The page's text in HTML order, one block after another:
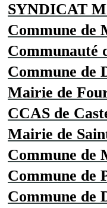
SYNDICAT
Commune de
Communauté
Commune de
Mairie de
CCAS de
Mairie de
Commune de
Commune de
Commune de